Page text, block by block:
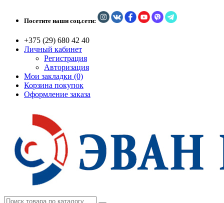
Посетите наши соц.сети:
+375 (29) 680 42 40
Личный кабинет
Регистрация
Авторизация
Мои закладки (0)
Корзина покупок
Оформление заказа